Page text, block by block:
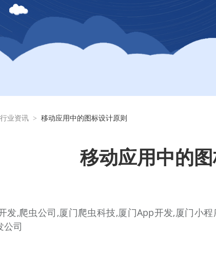
行业资讯 > 移动应用中的图标设计原则
移动应用中的
发,爬虫公司,厦门爬虫科技,厦门App开发,厦门小
公司